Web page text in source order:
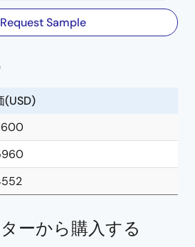
Sample
(USD)
ーから購入する